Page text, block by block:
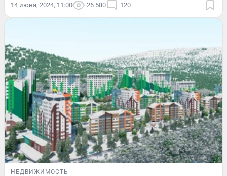
14 июня, 2024, 11:00 26 580 120
НЕДВИЖИМОСТЬ